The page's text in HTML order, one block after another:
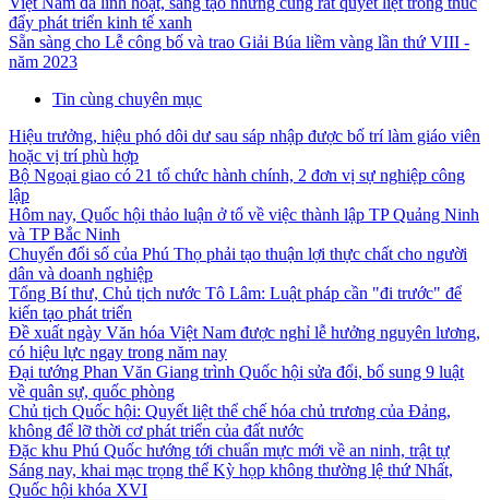
đẩy phát triển kinh tế xanh
Sẵn sàng cho Lễ công bố và trao Giải Búa liềm vàng lần thứ VIII -
năm 2023
Tin cùng chuyên mục
Hiệu trưởng, hiệu phó dôi dư sau sáp nhập được bố trí làm giáo viên
hoặc vị trí phù hợp
Bộ Ngoại giao có 21 tổ chức hành chính, 2 đơn vị sự nghiệp công
lập
Hôm nay, Quốc hội thảo luận ở tổ về việc thành lập TP Quảng Ninh
và TP Bắc Ninh
Chuyển đổi số của Phú Thọ phải tạo thuận lợi thực chất cho người
dân và doanh nghiệp
Tổng Bí thư, Chủ tịch nước Tô Lâm: Luật pháp cần "đi trước" để
kiến tạo phát triển
Đề xuất ngày Văn hóa Việt Nam được nghỉ lễ hưởng nguyên lương,
có hiệu lực ngay trong năm nay
Đại tướng Phan Văn Giang trình Quốc hội sửa đổi, bổ sung 9 luật
về quân sự, quốc phòng
Chủ tịch Quốc hội: Quyết liệt thể chế hóa chủ trương của Đảng,
không để lỡ thời cơ phát triển của đất nước
Đặc khu Phú Quốc hướng tới chuẩn mực mới về an ninh, trật tự
Sáng nay, khai mạc trọng thể Kỳ họp không thường lệ thứ Nhất,
Quốc hội khóa XVI